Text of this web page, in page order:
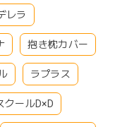
レラ
抱き枕カバー
ラプラス
クールD×D